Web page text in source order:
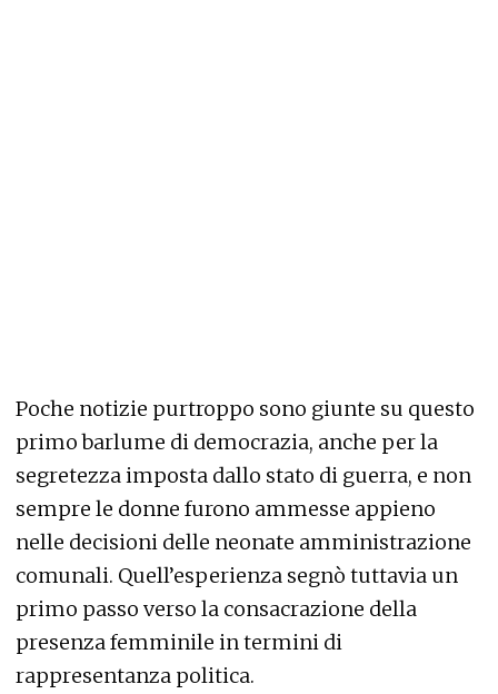
Poche notizie purtroppo sono giunte su questo
primo barlume di democrazia, anche per la
segretezza imposta dallo stato di guerra, e non
sempre le donne furono ammesse appieno
nelle decisioni delle neonate amministrazione
comunali. Quell’esperienza segnò tuttavia un
primo passo verso la consacrazione della
presenza femminile in termini di
rappresentanza politica.